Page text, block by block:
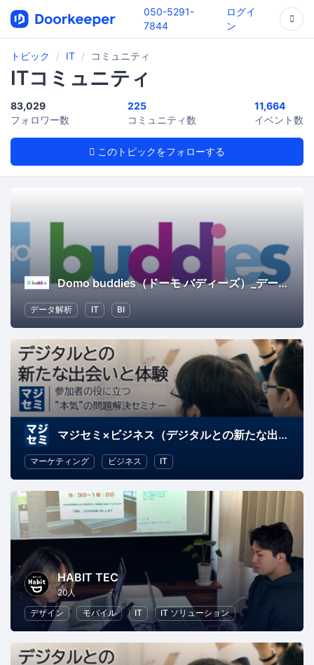
050-5291-
7844
ログイ
ン
トピック IT コミュニティ
ITコミュニティ
このトピックをフォローする
83,029
フォロワー数
225
コミュニティ数
11,664
イベント数
Domo buddies（ドーモ バディーズ）_データ分析プラットフォーム Domoのコミュニティ
データ解析 IT BI
マジセミ×ビジネス（デジタルとの新たな出会いと体験）
マーケティング ビジネス IT
HABIT TEC
20人
デザイン
モバイル IT IT ソリューション